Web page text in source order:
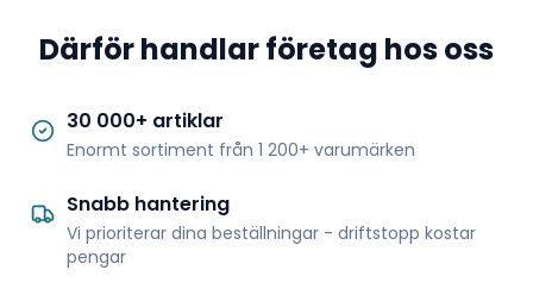
Därför handlar företag hos oss
30 000+ artiklar
Enormt sortiment från 1 200+ varumärken
Snabb hantering
Vi prioriterar dina beställningar - driftstopp kostar
pengar